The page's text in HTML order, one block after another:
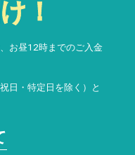
！
お昼12時までのご入金
日・特定日を除く）と